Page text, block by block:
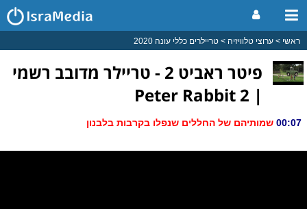
ראשי ערוצי טלוויזיה טריילרים כללי עונה 2020
פיטר ראביט 2 - טריילר מדובב רשמי
| Peter Rabbit 2